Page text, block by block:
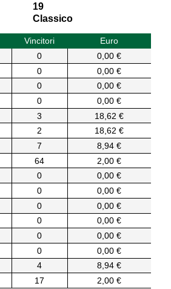
19
Classico
Vincitori
Euro
0
0,00 €
0
0,00 €
0
0,00 €
0
0,00 €
3
18,62 €
2
18,62 €
7
8,94 €
64
2,00 €
0
0,00 €
0
0,00 €
0
0,00 €
0
0,00 €
0
0,00 €
0
0,00 €
4
8,94 €
17 2,00 €